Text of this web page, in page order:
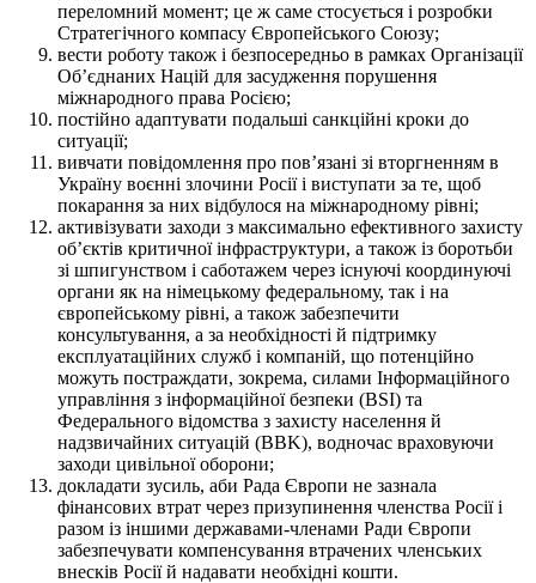
переломний момент; це ж саме стосується і розробки
Стратегічного компасу Європейського Союзу;
вести роботу також і безпосередньо в рамках Організації
Об’єднаних Націй для засудження порушення
міжнародного права Росією;
постійно адаптувати подальші санкційні кроки до
ситуації;
вивчати повідомлення про пов’язані зі вторгненням в
Україну воєнні злочини Росії і виступати за те, щоб
покарання за них відбулося на міжнародному рівні;
активізувати заходи з максимально ефективного захисту
об’єктів критичної інфраструктури, а також із боротьби
зі шпигунством і саботажем через існуючі координуючі
органи як на німецькому федеральному, так і на
європейському рівні, а також забезпечити
консультування, а за необхідності й підтримку
експлуатаційних служб і компаній, що потенційно
можуть постраждати, зокрема, силами Інформаційного
управління з інформаційної безпеки (BSI) та
Федерального відомства з захисту населення й
надзвичайних ситуацій (BBK), водночас враховуючи
заходи цивільної оборони;
докладати зусиль, аби Рада Європи не зазнала
фінансових втрат через призупинення членства Росії і
разом із іншими державами-членами Ради Європи
забезпечувати компенсування втрачених членських
внесків Росії й надавати необхідні кошти.